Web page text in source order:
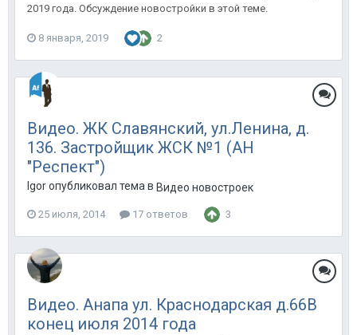
2019 года. Обсуждение новостройки в этой теме.
8 января, 2019 2
Видео. ЖК Славянский, ул.Ленина, д.
136. Застройщик ЖСК №1 (АН
"Респект")
Igor опубликовал тема в Видео новостроек
25 июля, 2014 17 ответов 3
Видео. Анапа ул. Краснодарская д.66В
конец июля 2014 года